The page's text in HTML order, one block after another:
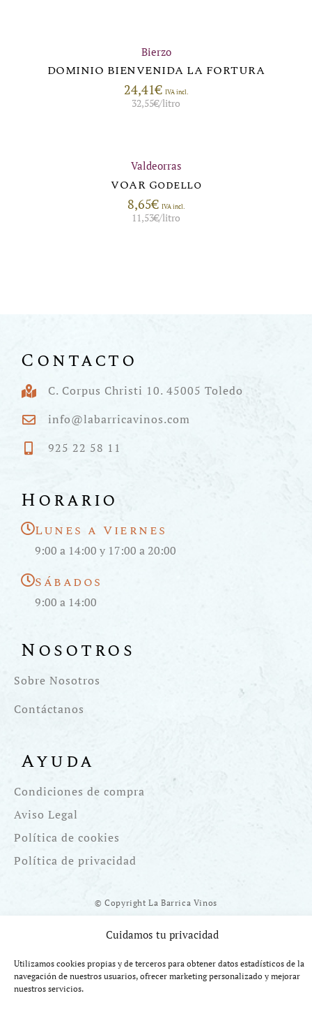
Cuidamos tu privacidad
Utilizamos cookies propias y de terceros para obtener datos estadísticos de la
navegación de nuestros usuarios, ofrecer marketing personalizado y mejorar
nuestros servicios.
Bierzo
DOMINIO BIENVENIDA LA FORTURA
24,41€ IVA incl.
32,55€/litro
Valdeorras
VOAR Godello
8,65€ IVA incl.
11,53€/litro
Contacto
C. Corpus Christi 10. 45005 Toledo
info@labarricavinos.com
925 22 58 11
Horario
Lunes a Viernes
9:00 a 14:00 y 17:00 a 20:00
Sábados
9:00 a 14:00
Nosotros
Sobre Nosotros
Contáctanos
Ayuda
Condiciones de compra
Aviso Legal
Política de cookies
Política de privacidad
© Copyright La Barrica Vinos
Financiado por la UE Next Generation EU. Plan de Recuperación